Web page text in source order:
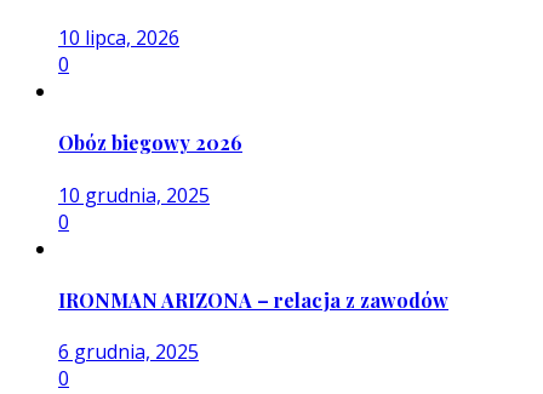
10 lipca, 2026
0
Obóz biegowy 2026
10 grudnia, 2025
0
IRONMAN ARIZONA – relacja z zawodów
6 grudnia, 2025
0